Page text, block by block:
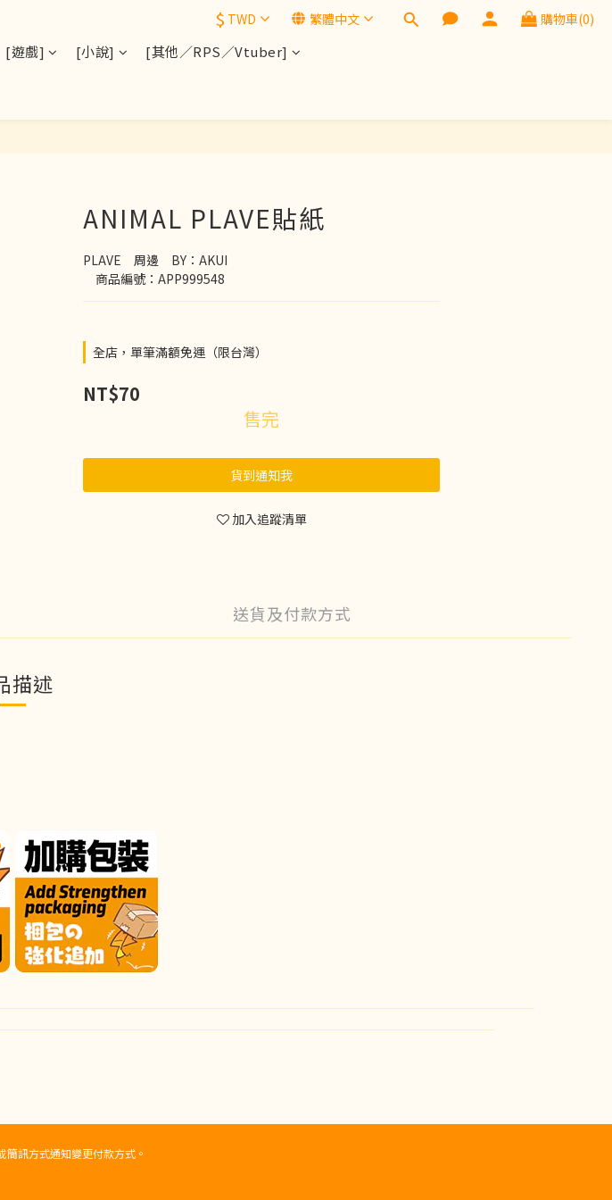
$ TWD 繁體中文 購物車(0)
[遊戲] [小說]
[其他／RPS／Vtuber]
ANIMAL PLAVE貼紙
PLAVE　周邊　BY：AKUI
商品編號：APP999548
全店，單筆滿額免運（限台灣）
NT$70
售完
貨到通知我
加入追蹤清單
送貨及付款方式
描述
簡訊方式通知變更付款方式。